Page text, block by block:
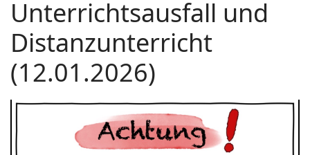
Unterrichtsausfall und
Distanzunterricht
(12.01.2026)